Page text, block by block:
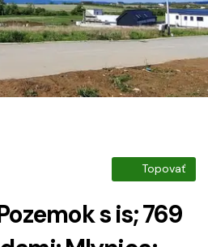
Topovať
s is; 769